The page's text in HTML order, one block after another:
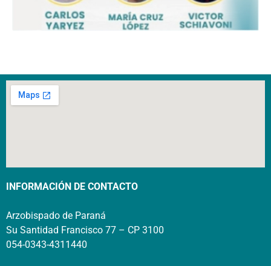
INFORMACIÓN DE CONTACTO
Arzobispado de Paraná
Su Santidad Francisco 77 – CP 3100
054-0343-4311440